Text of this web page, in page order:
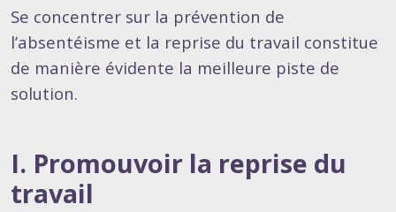
Se concentrer sur la prévention de
l’absentéisme et la reprise du travail constitue
de manière évidente la meilleure piste de
solution.
I. Promouvoir la reprise du
travail